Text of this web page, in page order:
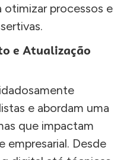
otimizar processos e
e Atualização
e abordam uma
que impactam
empresarial. Desde